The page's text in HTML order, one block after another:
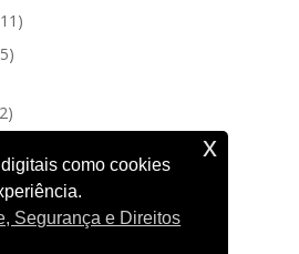
produtos
11 11
15
192
produtos
44
produtos
188188
produtos
como cookies
Segurança e Direitos
x